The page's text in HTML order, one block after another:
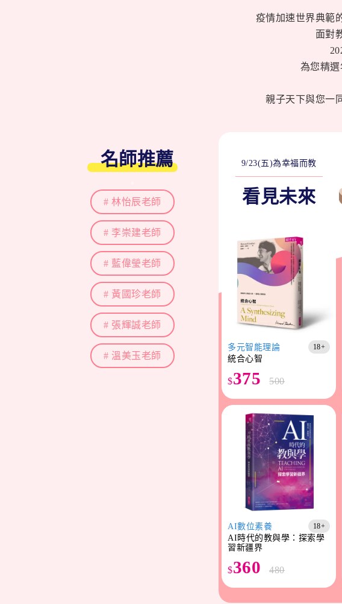
疫情加速世界典範
面對
為您精選
親子天下與您一
.
名師推薦
# 林怡辰老師
# 李崇建老師
# 藍偉瑩老師
# 黃國珍老師
# 張輝誠老師
# 溫美玉老師
9/23(五)為幸福而教
看見未來
多元智能理論 18+
統合心智
$375 500
AI數位素養 18+
AI時代的教與學：探索學
習新疆界
$360 480